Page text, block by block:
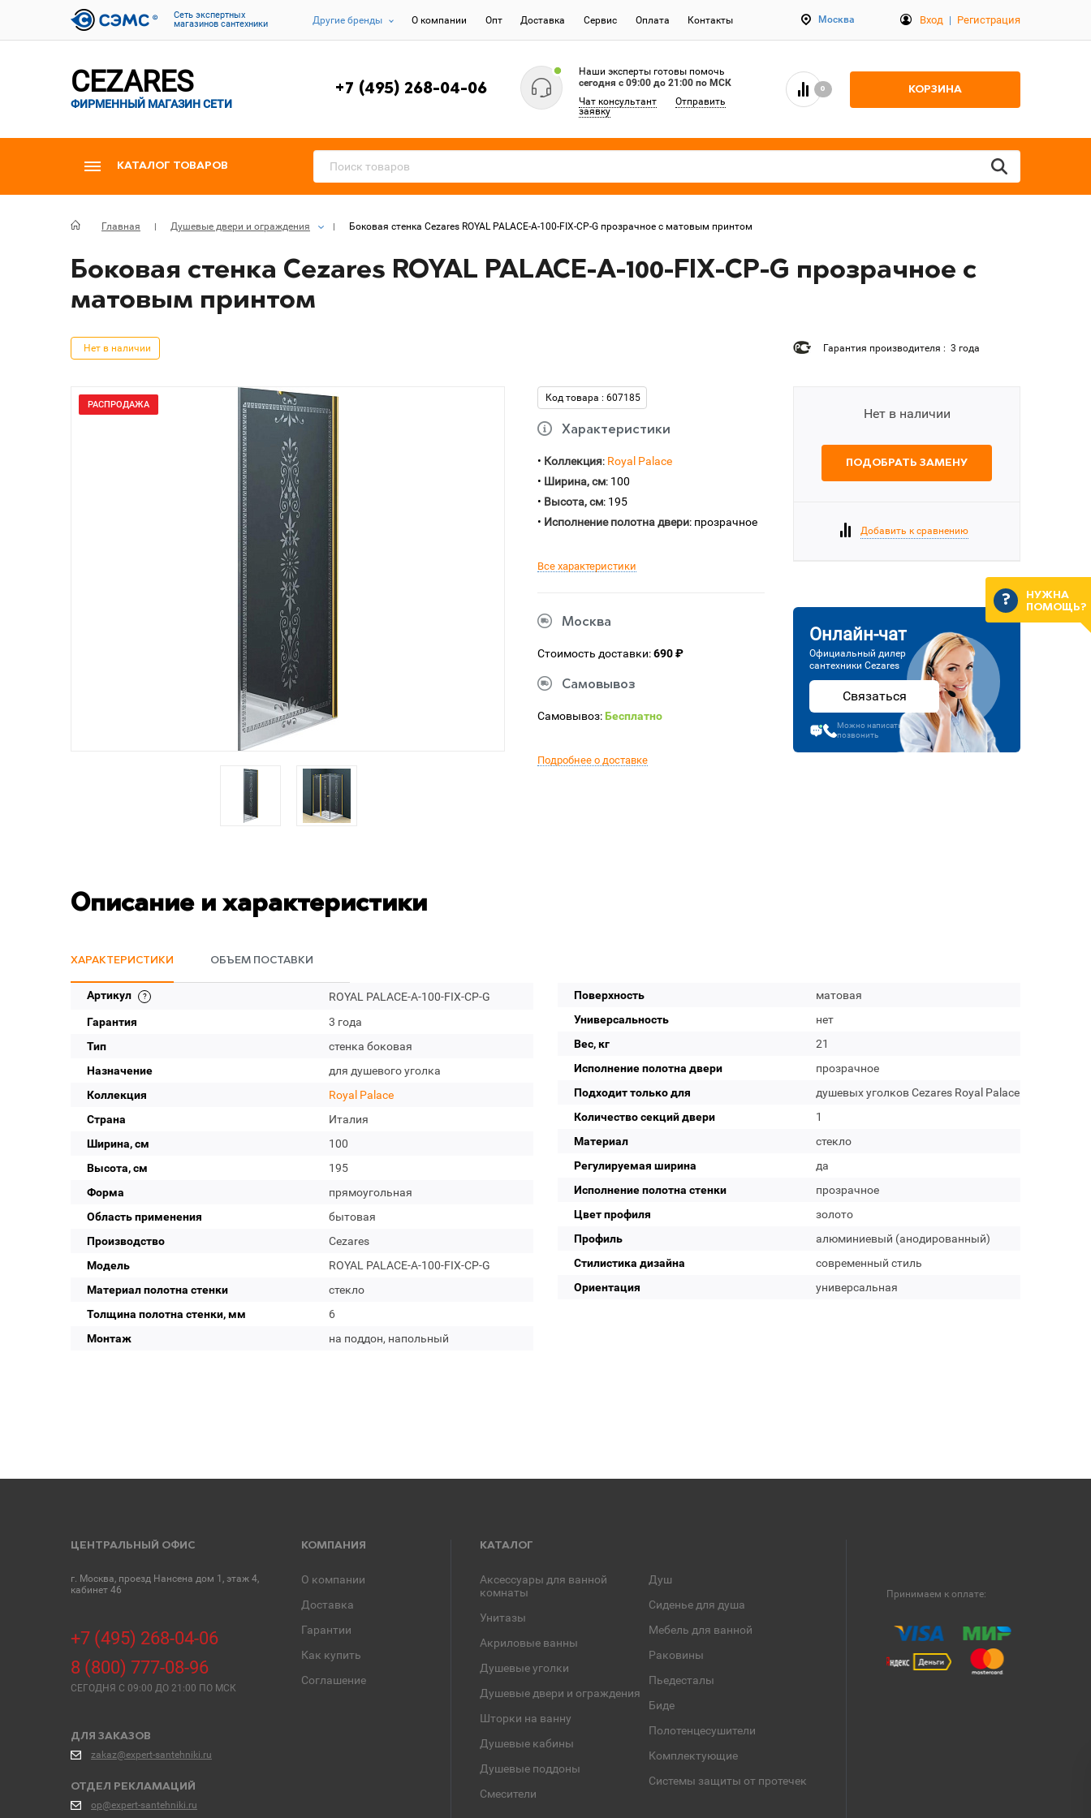
Cеть экспертных
магазинов сантехники
Другие бренды О компании Опт Доставка Сервис Оплата Контакты Москва Вход | Регистрация
CEZARES
ФИРМЕННЫЙ МАГАЗИН СЕТИ
+7 (495) 268-04-06
Наши эксперты готовы помочь
сегодня c 09:00 до 21:00 по МСК
Чат консультант
Отправить
заявку
0 КОРЗИНА
КАТАЛОГ ТОВАРОВ
Главная Душевые двери и ограждения Боковая стенка Cezares ROYAL PALACE-A-100-FIX-CP-G прозрачное с матовым принтом
Боковая стенка Cezares ROYAL PALACE-A-100-FIX-CP-G прозрачное с
матовым принтом
Нет в наличии Гарантия производителя : 3 года
РАСПРОДАЖА
Код товара : 607185
Характеристики
• Коллекция: Royal Palace
• Ширина, см: 100
• Высота, см: 195
• Исполнение полотна двери: прозрачное
Все характеристики
Москва
Стоимость доставки:690 ₽
Самовывоз
Самовывоз:Бесплатно
Подробнее о доставке
Нет в наличии
ПОДОБРАТЬ ЗАМЕНУ
Добавить к сравнению
Онлайн-чат
Официальный дилер
сантехники Cezares
Связаться
Можно написать или
позвонить
Описание и характеристики
ХАРАКТЕРИСТИКИ ОБЪЕМ ПОСТАВКИ
Артикул
ROYAL PALACE-A-100-FIX-CP-G
Гарантия
3 года
Тип
стенка боковая
Назначение
для душевого уголка
Коллекция
Royal Palace
Страна
Италия
Ширина, см
100
Высота, см
195
Форма
прямоугольная
Область применения
бытовая
Производство
Cezares
Модель
ROYAL PALACE-A-100-FIX-CP-G
Материал полотна стенки
стекло
Толщина полотна стенки, мм
6
Монтаж
на поддон, напольный
Поверхность
матовая
Универсальность
нет
Вес, кг
21
Исполнение полотна двери
прозрачное
Подходит только для
душевых уголков Cezares Royal Palace
Количество секций двери
1
Материал
стекло
Регулируемая ширина
да
Исполнение полотна стенки
прозрачное
Цвет профиля
золото
Профиль
алюминиевый (анодированный)
Стилистика дизайна
современный стиль
Ориентация
универсальная
ЦЕНТРАЛЬНЫЙ ОФИС
г. Москва, проезд Нансена дом 1, этаж 4,
кабинет 46
+7 (495) 268-04-06
8 (800) 777-08-96
СЕГОДНЯ C 09:00 ДО 21:00 ПО МСК
ДЛЯ ЗАКАЗОВ
zakaz@expert-santehniki.ru
ОТДЕЛ РЕКЛАМАЦИЙ
op@expert-santehniki.ru
КОМПАНИЯ
О компании
Доставка
Гарантии
Как купить
Соглашение
КАТАЛОГ
Аксессуары для ванной
комнаты
Унитазы
Акриловые ванны
Душевые уголки
Душевые двери и ограждения
Шторки на ванну
Душевые кабины
Душевые поддоны
Смесители
Душ
Сиденье для душа
Мебель для ванной
Раковины
Пьедесталы
Биде
Полотенцесушители
Комплектующие
Системы защиты от протечек
Принимаем к оплате:
НУЖНА
ПОМОЩЬ?